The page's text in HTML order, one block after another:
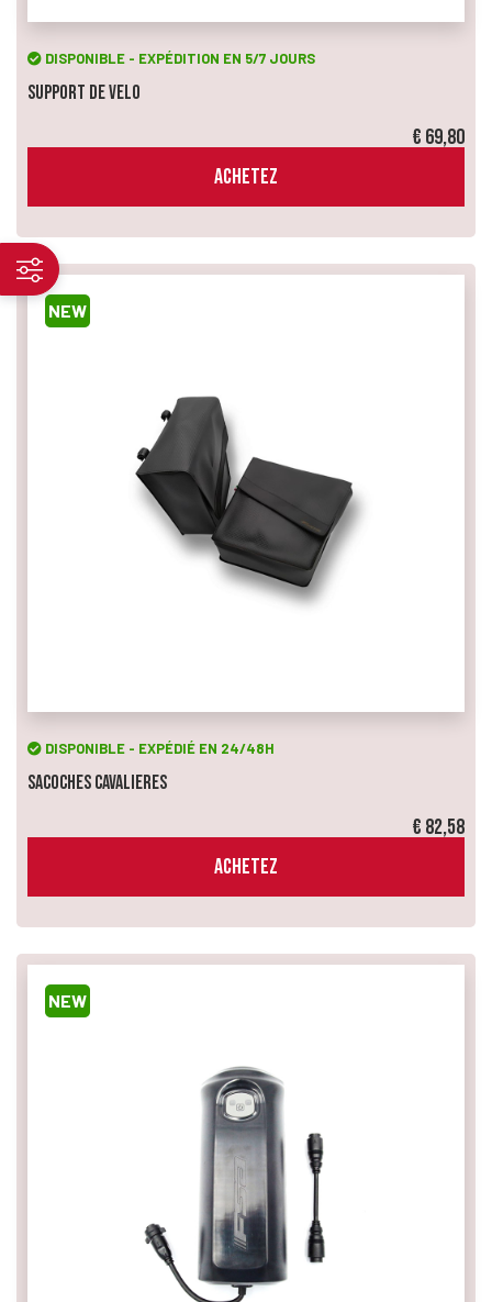
DISPONIBLE - EXPÉDITION EN 5/7 JOURS
Support de Velo
€ 69,80
ACHETEZ
NEW
DISPONIBLE - EXPÉDIÉ EN 24/48H
Sacoches Cavalieres
€ 82,58
ACHETEZ
NEW